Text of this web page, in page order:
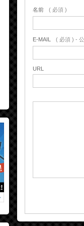
名前 ( 必須 )
E-MAIL ( 必須 ) -
URL